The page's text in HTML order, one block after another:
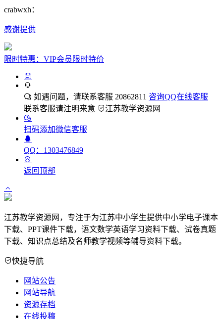
crabwxh：
感谢提供
限时特惠：VIP会员限时特价
如遇问题，请联系客服 20862811 咨询QQ在线客服
联系客服请注明来意
江苏教学资源网
扫码添加微信客服
QQ：1303476849
返回顶部
江苏教学资源网，专注于为江苏中小学生提供中小学电子课本
下载、PPT课件下载，语文数学英语学习资料下载、试卷真题
下载、知识点总结及名师教学视频等辅导资料下载。
快捷导航
网站公告
网站导航
资源存档
在线投稿